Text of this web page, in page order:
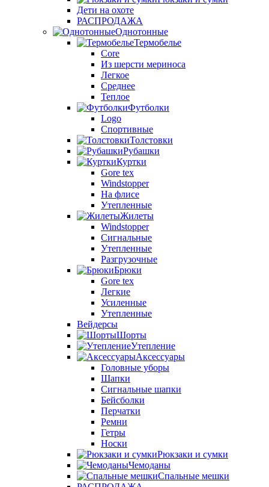
Дети на охоте
РАСПРОДАЖА
Однотонные
Термобелье
Core
Из шерсти мериноса
Легкое
Среднее
Теплое
Футболки
Logo
Спортивные
Толстовки
Рубашки
Куртки
Gore tex
Windstopper
На флисе
Утепленные
Жилеты
Windstopper
Сигнальные
Утепленные
Разгрузочные
Брюки
Gore tex
Легкие
Усиленные
Утепленные
Вейдерсы
Шорты
Утепление
Аксессуары
Головные уборы
Шапки
Сигнальные шапки
Бейсболки
Перчатки
Ремни
Гетры
Носки
Рюкзаки и сумки
Чемоданы
Спальные мешки